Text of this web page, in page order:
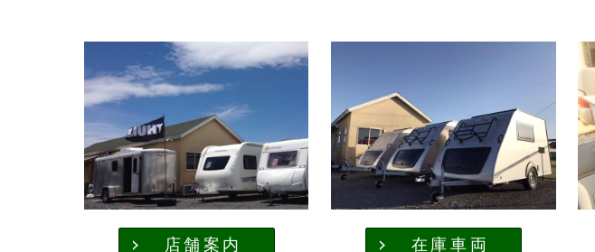
店舗案内 在庫車両